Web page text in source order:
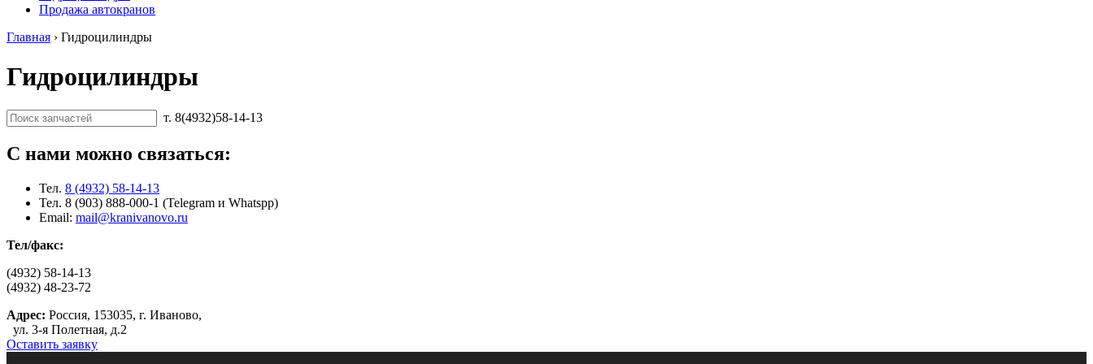
Продажа автокранов
Главная › Гидроцилиндры
Гидроцилиндры
т. 8(4932)58-14-13
С нами можно связаться:
Тел. 8 (4932) 58-14-13
Тел. 8 (903) 888-000-1 (Telegram и Whatspp)
Email: mail@kranivanovo.ru
Тел/факс:
(4932) 58-14-13
(4932) 48-23-72
Адрес: Россия, 153035, г. Иваново,
ул. 3-я Полетная, д.2
Оставить заявку